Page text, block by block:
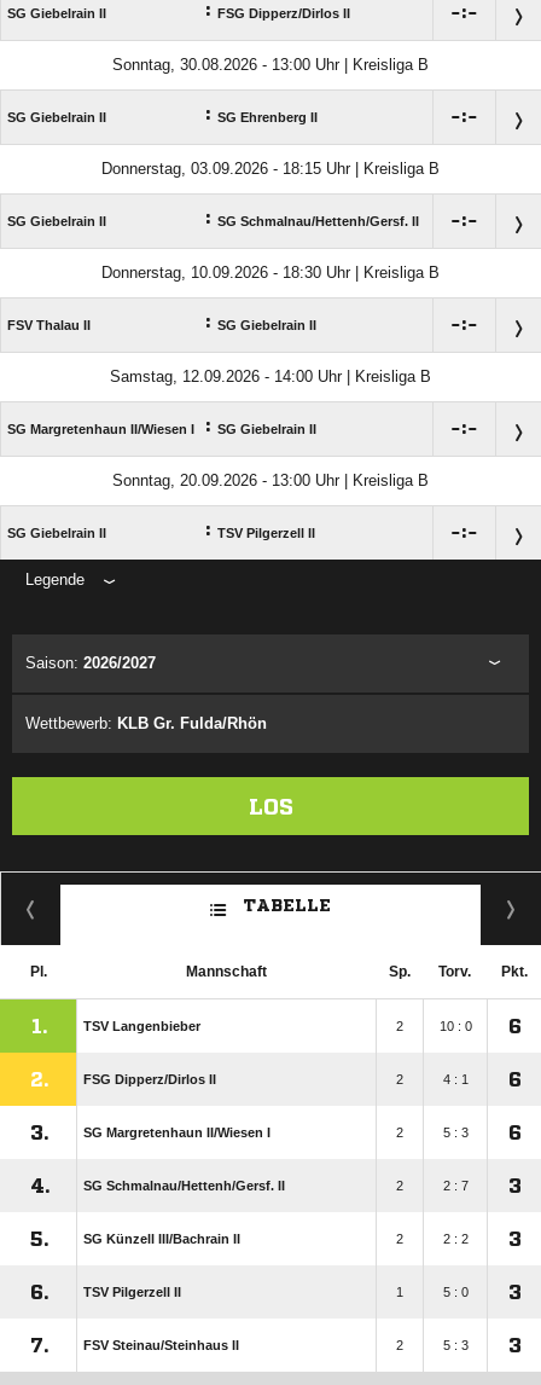
SG Giebelrain II : FSG Dipperz/​Dirlos II :
Sonntag, 30.08.2026 - 13:00 Uhr | Kreisliga B
SG Giebelrain II : SG Ehrenberg II :
Donnerstag, 03.09.2026 - 18:15 Uhr | Kreisliga B
SG Giebelrain II : SG Schmalnau/​Hettenh/​Gersf. II :
Donnerstag, 10.09.2026 - 18:30 Uhr | Kreisliga B
FSV Thalau II : SG Giebelrain II :
Samstag, 12.09.2026 - 14:00 Uhr | Kreisliga B
SG Margretenhaun II/​Wiesen I : SG Giebelrain II :
Sonntag, 20.09.2026 - 13:00 Uhr | Kreisliga B
SG Giebelrain II : TSV Pilgerzell II :
Legende
Saison: 2026/2027
Wettbewerb: KLB Gr. Fulda/Rhön
LOS
TABELLE
Pl. Mannschaft Sp. Torv. Pkt.
1. TSV Langenbieber 2 10 : 0 6
2. FSG Dipperz/​Dirlos II 2 4 : 1 6
3. SG Margretenhaun II/​Wiesen I 2 5 : 3 6
4. SG Schmalnau/​Hettenh/​Gersf. II 2 2 : 7 3
5. SG Künzell III/​Bachrain II 2 2 : 2 3
6. TSV Pilgerzell II 1 5 : 0 3
7. FSV Steinau/​Steinhaus II 2 5 : 3 3